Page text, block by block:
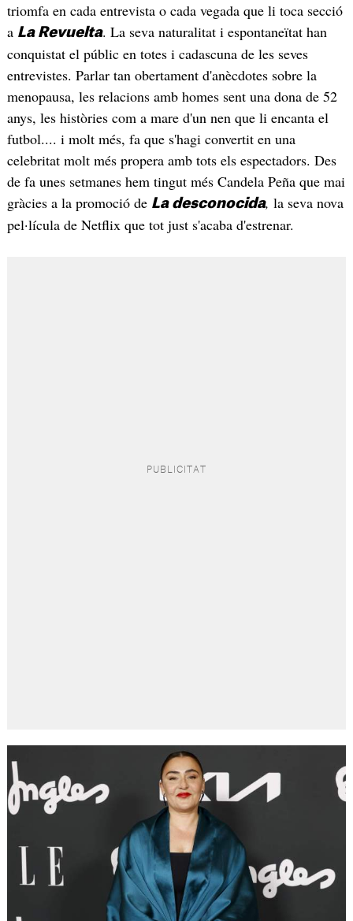
triomfa en cada entrevista o cada vegada que li toca secció
a La Revuelta. La seva naturalitat i espontaneïtat han
conquistat el públic en totes i cadascuna de les seves
entrevistes. Parlar tan obertament d'anècdotes sobre la
menopausa, les relacions amb homes sent una dona de 52
anys, les històries com a mare d'un nen que li encanta el
futbol.... i molt més, fa que s'hagi convertit en una
celebritat molt més propera amb tots els espectadors. Des
de fa unes setmanes hem tingut més Candela Peña que mai
gràcies a la promoció de La desconocida, la seva nova
pel·lícula de Netflix que tot just s'acaba d'estrenar.